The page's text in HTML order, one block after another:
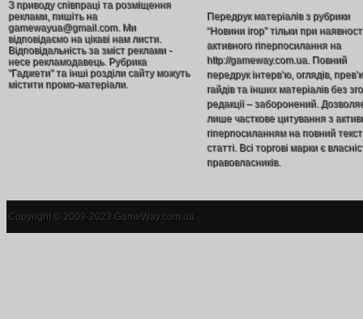
З приводу співпраці та розміщення
реклами, пишіть на
gamewayua@gmail.com. Ми
відповідаємо на цікаві нам листи.
Відповідальність за зміст реклами -
несе рекламодавець. Рубрика
"Гаджети" та інші розділи сайту можуть
містити промо-матеріали.
Передрук матеріалів з рубрики
“Новини ігор” тільки при
активного гіперпосилання на
http://gameway.com.ua. Повний
передрук інтерв’ю, оглядів,
гайдів та інших матеріалів без
редакції – заборонений.
лише часткове цитування з
гіперпосиланням на повний текст
статті. Всі торгові марки є
правовласників.
Copyright © 2009-2023 GameWay.com.ua